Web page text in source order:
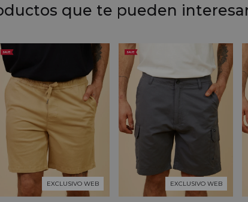
que te pueden
EXCLUSIVO WEB EXCLUSIVO WEB